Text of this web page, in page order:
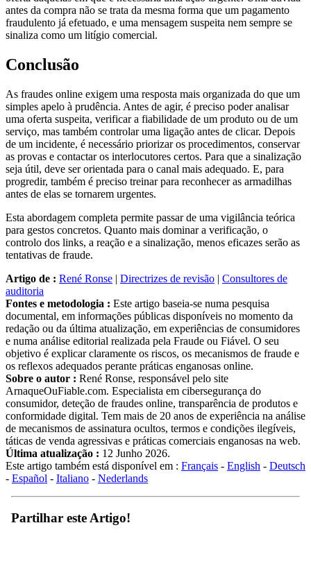
antes da compra não se trata da mesma forma que um pagamento
fraudulento já efetuado, e uma mensagem suspeita nem sempre se
sinaliza como um litígio comercial.
Conclusão
As fraudes online exigem uma resposta mais organizada do que um
simples apelo à prudência. Antes de agir, é preciso poder analisar
uma oferta suspeita, verificar a fiabilidade de um produto ou de um
serviço, mas também controlar uma ligação antes de clicar. Depois
de um incidente, é necessário priorizar os procedimentos, conservar
as provas e contactar os interlocutores certos. Para que a sinalização
seja útil, deve ser orientada para o canal mais adequado. E, para
progredir, também é preciso treinar para reconhecer as armadilhas
antes de elas se tornarem urgentes.
Esta abordagem completa permite passar de uma vigilância teórica
para gestos concretos. Quanto mais dominar a verificação, o
controlo dos links, a reação e a sinalização, menos eficazes serão as
tentativas de fraude.
Artigo de : René Ronse | Directrizes de revisão | Consultores de
auditoria
Fontes e metodologia : Este artigo baseia-se numa pesquisa
documental, em informações públicas disponíveis no momento da
redação ou da última atualização, em experiências de consumidores
e numa análise editorial realizada pela Fraude ou Fiável. O seu
objetivo é explicar claramente os riscos, os mecanismos de fraude e
os reflexos adequados perante práticas enganosas online.
Sobre o autor : René Ronse, responsável pelo site
ArnaqueOuFiable.com. Especialista em cibersegurança do
consumidor, deteção de fraudes online, transparência de produtos e
conformidade digital. Tem mais de 20 anos de experiência na análise
de mecanismos de assinatura ocultos, termos e condições ilegíveis,
táticas de venda agressivas e práticas comerciais enganosas na web.
Última atualização : 12 Junho 2026.
Este artigo também está disponível em : Français - English - Deutsch
- Español - Italiano - Nederlands
Partilhar este Artigo!